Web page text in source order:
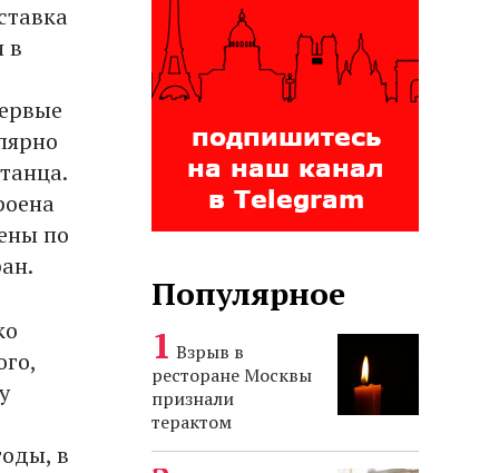
в
по
в
Популярное
Взрыв в
ресторане Москвы
признали
терактом